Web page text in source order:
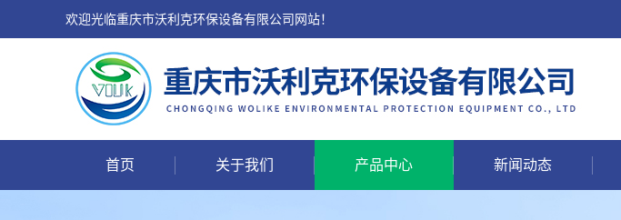
欢迎光临重庆市沃利克环保设备有限公司网站！
首页 关于我们 产品中心 新闻动态